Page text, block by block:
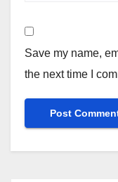
Save my name,
the next time I